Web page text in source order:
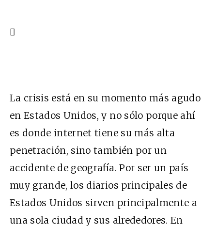

La crisis está en su momento más agudo
en Estados Unidos, y no sólo porque ahí
es donde internet tiene su más alta
penetración, sino también por un
accidente de geografía. Por ser un país
muy grande, los diarios principales de
Estados Unidos sirven principalmente a
una sola ciudad y sus alrededores. En